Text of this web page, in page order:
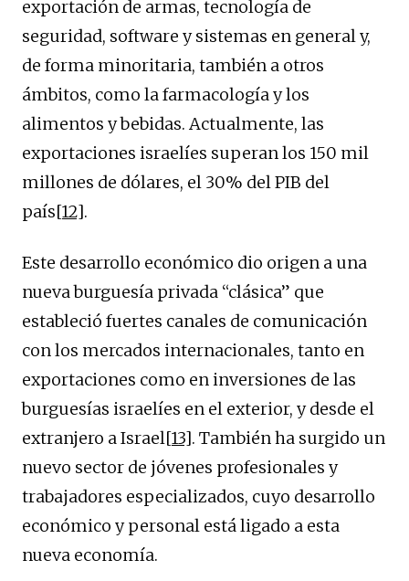
exportación de armas, tecnología de
seguridad, software y sistemas en general y,
de forma minoritaria, también a otros
ámbitos, como la farmacología y los
alimentos y bebidas. Actualmente, las
exportaciones israelíes superan los 150 mil
millones de dólares, el 30% del PIB del
país[12].
Este desarrollo económico dio origen a una
nueva burguesía privada “clásica” que
estableció fuertes canales de comunicación
con los mercados internacionales, tanto en
exportaciones como en inversiones de las
burguesías israelíes en el exterior, y desde el
extranjero a Israel[13]. También ha surgido un
nuevo sector de jóvenes profesionales y
trabajadores especializados, cuyo desarrollo
económico y personal está ligado a esta
nueva economía.